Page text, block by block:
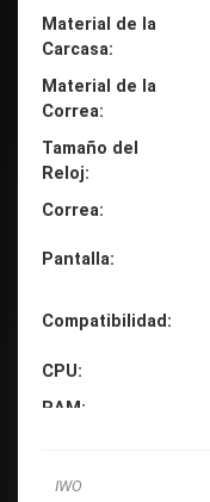
Material de la
Carcasa
Material de la
Correa
Tamaño del
Reloj
Correa
Pantalla
Compatibilidad
CPU
RAM
Batería
IWO